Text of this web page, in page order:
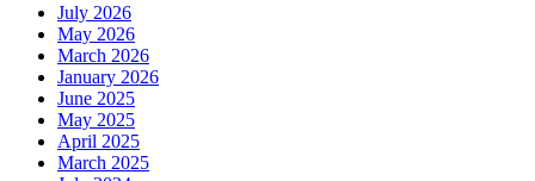
July 2026
May 2026
March 2026
January 2026
June 2025
May 2025
April 2025
March 2025